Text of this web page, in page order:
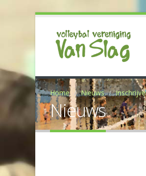
Home Nieuws
Nieuws